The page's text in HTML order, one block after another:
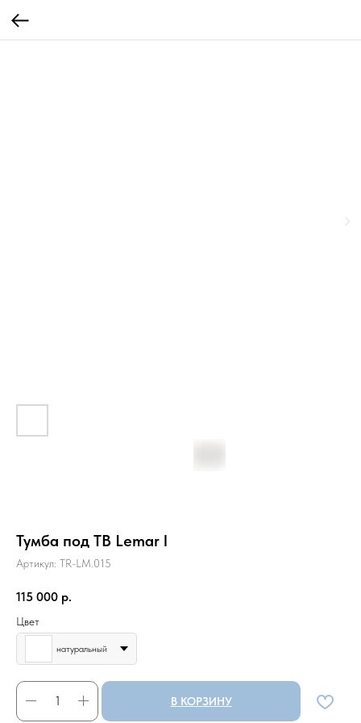
Тумба под ТВ Lemar l
Артикул: TR-LM.015
115 000 р.
Цвет
натуральный
В КОРЗИНУ